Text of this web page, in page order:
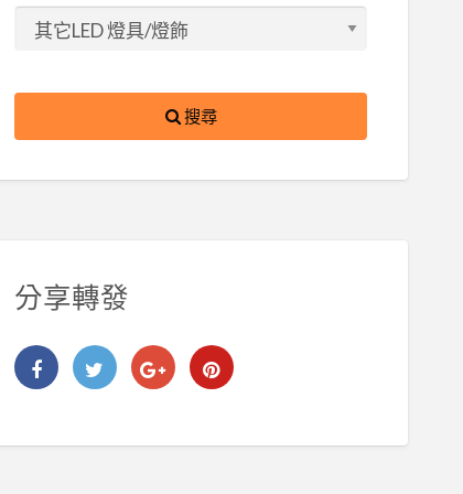
搜尋
分享轉發